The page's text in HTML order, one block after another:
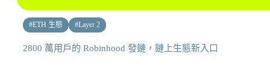
#ETH 生態 #Layer 2
2800 萬用戶的 Robinhood 發鏈，鏈上生態新入口